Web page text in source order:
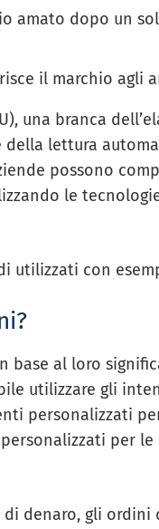
amato dopo un
il marchio agli
una branca
della lettura
possono
le
utilizzati con
base al loro
utilizzare gli
personalizzati
per le
di denaro, gli ordini